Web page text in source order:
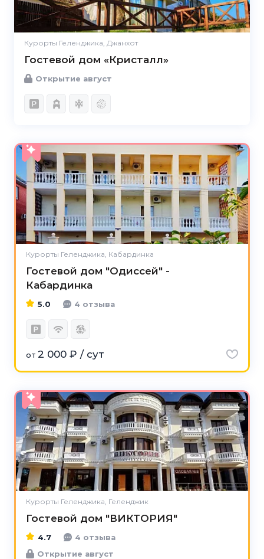
Курорты Геленджика, Джанхот
Гостевой дом «Кристалл»
Открытие август
Курорты Геленджика, Кабардинка
Гостевой дом "Одиссей" -
Кабардинка
5.0
5.0 4 отзыва
от 2 000 ₽ / сут
Курорты Геленджика, Геленджик
Гостевой дом "ВИКТОРИЯ"
4.7
4.7
4 отзыва
Открытие август